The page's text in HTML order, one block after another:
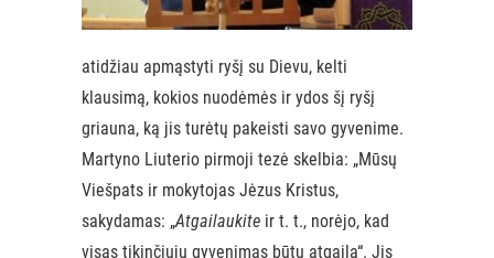
atidžiau apmąstyti ryšį su Dievu, kelti
klausimą, kokios nuodėmės ir ydos šį ryšį
griauna, ką jis turėtų pakeisti savo gyvenime.
Martyno Liuterio pirmoji tezė skelbia: „Mūsų
Viešpats ir mokytojas Jėzus Kristus,
sakydamas: „Atgailaukite ir t. t., norėjo, kad
visas tikinčiųjų gyvenimas būtų atgaila“. Jis